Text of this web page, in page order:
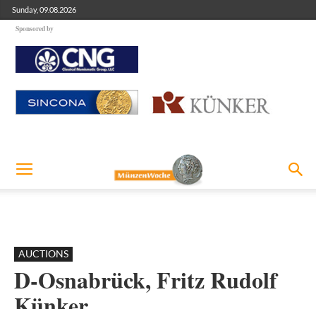
Sunday, 09.08.2026
Sponsored by
AUCTIONS
D-Osnabrück, Fritz Rudolf